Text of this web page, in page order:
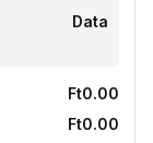
Data
Ft0.00
Ft0.00